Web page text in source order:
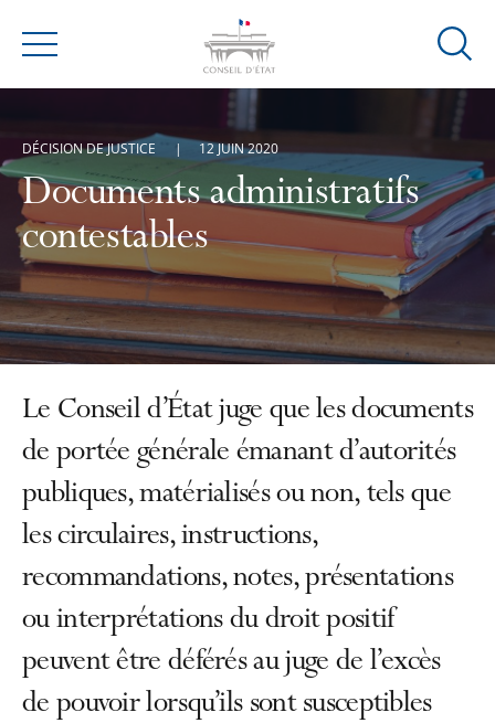
Menu
Ouvrir
Documents administratifs
contestables
DÉCISION DE JUSTICE 12 JUIN 2020
Le Conseil d’État juge que les documents
de portée générale émanant d’autorités
publiques, matérialisés ou non, tels que
les circulaires, instructions,
recommandations, notes, présentations
ou interprétations du droit positif
peuvent être déférés au juge de l’excès
de pouvoir lorsqu’ils sont susceptibles